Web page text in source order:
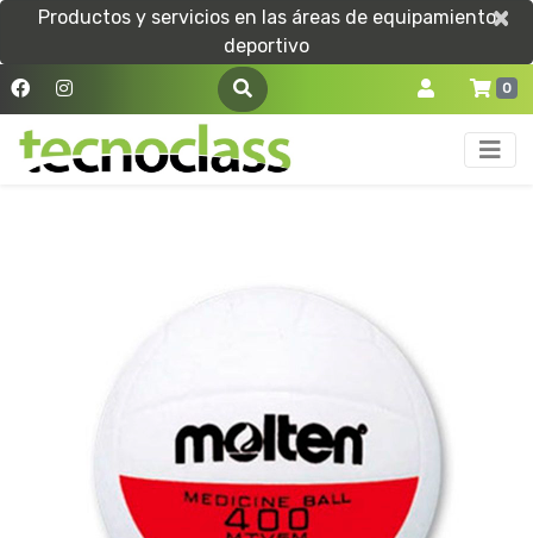
Productos y servicios en las áreas de equipamiento
deportivo
×
×
0